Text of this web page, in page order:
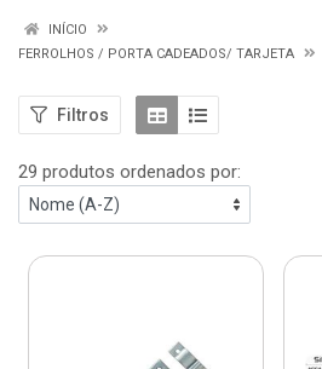
INÍCIO
FERROLHOS / PORTA CADEADOS/ TARJETA
Filtros
29 produtos ordenados por: